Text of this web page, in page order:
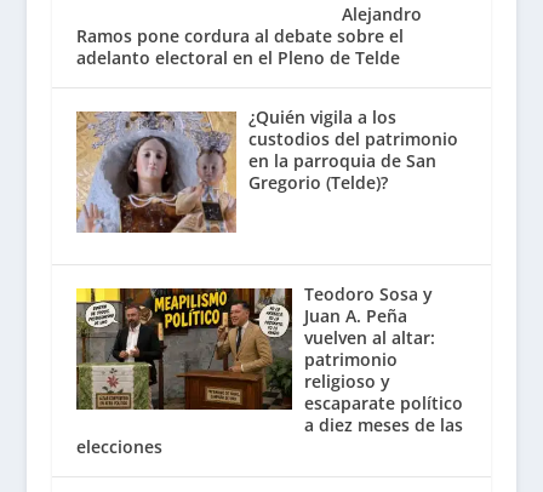
Alejandro
Ramos pone cordura al debate sobre el
adelanto electoral en el Pleno de Telde
¿Quién vigila a los
custodios del patrimonio
en la parroquia de San
Gregorio (Telde)?
Teodoro Sosa y
Juan A. Peña
vuelven al altar:
patrimonio
religioso y
escaparate político
a diez meses de las
elecciones